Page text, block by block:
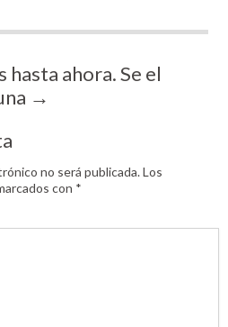
hasta ahora. Se el
→
no será publicada. Los
con *